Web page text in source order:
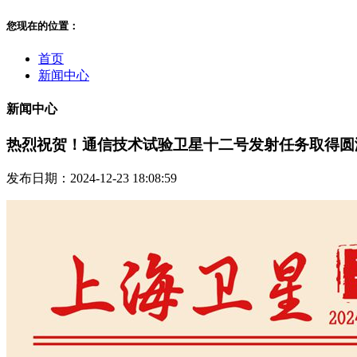
您现在的位置：
首页
新闻中心
新闻中心
热烈祝贺！通信技术试验卫星十二号发射任务取得
发布日期：2024-12-23 18:08:59